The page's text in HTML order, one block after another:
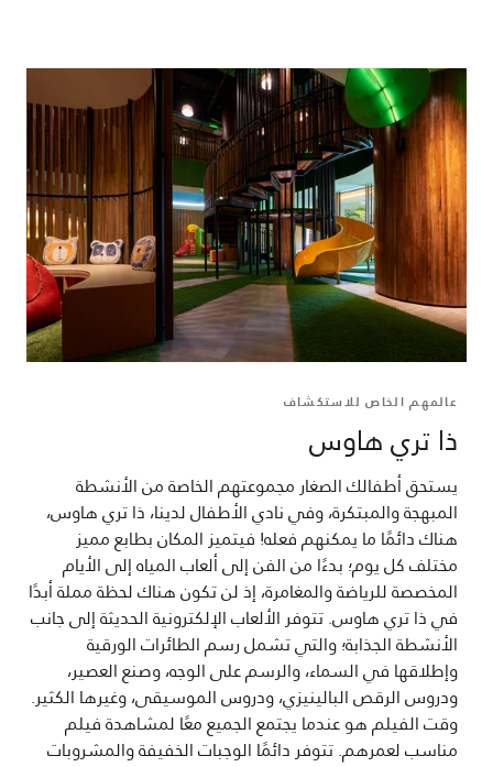
عالمهم الخاص للاستكشاف
ذا تري هاوس
يستحق أطفالك الصغار مجموعتهم الخاصة من الأنشطة
المبهجة والمبتكرة، وفي نادي الأطفال لدينا، ذا تري هاوس،
هناك دائمًا ما يمكنهم فعله! فيتميز المكان بطابع مميز
مختلف كل يوم؛ بدءًا من الفن إلى ألعاب المياه إلى الأيام
المخصصة للرياضة والمغامرة، إذ لن تكون هناك لحظة مملة أبدًا
في ذا تري هاوس. تتوفر الألعاب الإلكترونية الحديثة إلى جانب
الأنشطة الجذابة؛ والتي تشمل رسم الطائرات الورقية
وإطلاقها في السماء، والرسم على الوجه، وصنع العصير،
ودروس الرقص البالينيزي، ودروس الموسيقى، وغيرها الكثير.
وقت الفيلم هو عندما يجتمع الجميع معًا لمشاهدة فيلم
مناسب لعمرهم. تتوفر دائمًا الوجبات الخفيفة والمشروبات